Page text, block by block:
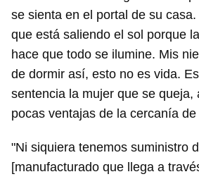
se sienta en el portal de su
que está saliendo el sol porque
hace que todo se ilumine. Mis
de dormir así, esto no es vida.
sentencia la mujer que se queja,
pocas ventajas de la cercanía
"Ni siquiera tenemos suministro
[manufacturado que llega a